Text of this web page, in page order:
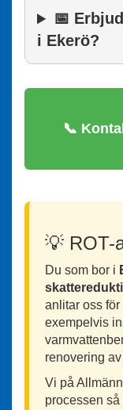
📅
i Ekerö?
📞
💡 ROT-
Du som bor i
anlitar oss
exempelvis
renovering
Vi på
processen